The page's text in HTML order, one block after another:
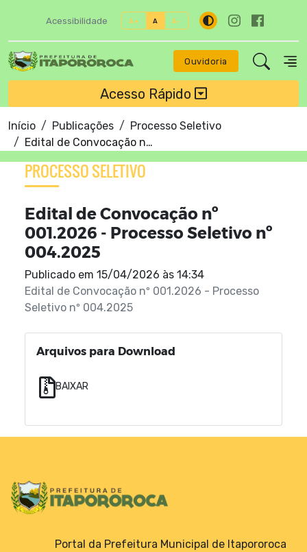
Acessibilidade A+ A A-
Ouvidoria
Acesso Rápido
Início Publicações
Processo Seletivo
Edital de Convocação nº 001.2026 - Processo Seletivo nº 004.2025
PROCESSO SELETIVO
Edital de Convocação nº
001.2026 - Processo Seletivo nº
004.2025
Publicado em 15/04/2026 às 14:34
Edital de Convocação nº 001.2026 - Processo
Seletivo nº 004.2025
Arquivos para Download
BAIXAR
Portal da Prefeitura Municipal de Itapororoca